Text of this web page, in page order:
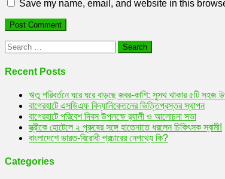
Save my name, email, and website in this
Search
for:
Recent Posts
ঋতু পরিবর্তনে ঘরে ঘরে বাড়ছে জ্বর-কাশি: সুস্থ থাকার ৫টি সহজ
বাগেরহাটে এসডিএফ বিদ্যানিকেতনের ভিত্তিপ্রস্তর স্থাপন
বাগেরহাটে পরিবেশ দিবস উপলক্ষে র‌্যালী ও আলোচনা সভা
স্ত্রীকে হোটেলে ২ পুরুষের সঙ্গে হাতেনাতে ধরলেন চিকিৎসক স্বামী!
বাংলাদেশে ভারত-বিরোধী প্রচারের নেপথ্যে কি?
Categories